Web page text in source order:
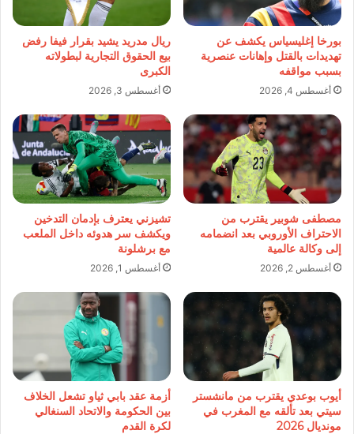
بورخا إغليسياس يكشف عن
تهديدات بالقتل وإهانات عنصرية
بسبب مواقفه
أغسطس 4, 2026
ريال مدريد يشيد بقرار فيفا رفض
بيع الحقوق التجارية لبطولاته
الكبرى
أغسطس 3, 2026
مصطفى شوبير يقترب من
الاحتراف الأوروبي بعد انضمامه
إلى وكالة عالمية
أغسطس 2, 2026
تشيزني يعترف بإدمان التدخين
ويكشف سر هدوئه داخل الملعب
مع برشلونة
أغسطس 1, 2026
أيوب بوعدي يقترب من مانشستر
سيتي بعد تألقه مع المغرب في
مونديال 2026
أزمة عقد بابي ثياو تشعل الخلاف
بين الحكومة والاتحاد السنغالي
لكرة القدم